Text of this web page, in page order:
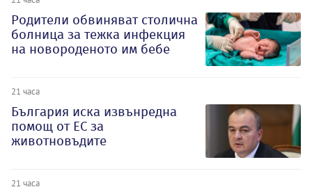
Родители обвиняват столична
болница за тежка инфекция
на новороденото им бебе
21 часа
България иска извънредна
помощ от ЕС за
животновъдите
21 часа